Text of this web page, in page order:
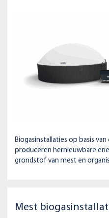
Biogasinstallaties op basis
produceren hernieuwbare
grondstof van mest en
Mest